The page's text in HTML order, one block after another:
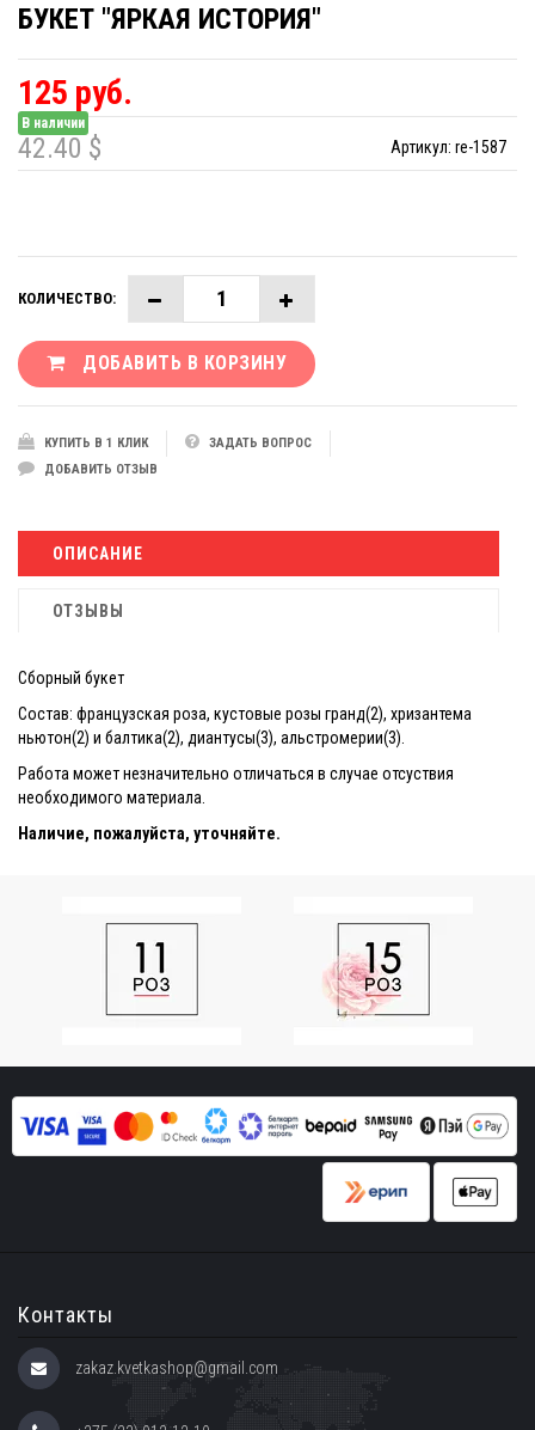
БУКЕТ "ЯРКАЯ ИСТОРИЯ"
125 руб.
В наличии
Артикул: re-1587
42.40 $
КОЛИЧЕСТВО:
ДОБАВИТЬ В КОРЗИНУ
КУПИТЬ В 1 КЛИК
ЗАДАТЬ ВОПРОС
ДОБАВИТЬ ОТЗЫВ
ОПИСАНИЕ
ОТЗЫВЫ
Сборный букет
Состав: французская роза, кустовые розы гранд(2), хризантема
ньютон(2) и балтика(2), диантусы(3), альстромерии(3).
Работа может незначительно отличаться в случае отсуствия
необходимого материала.
Наличие, пожалуйста, уточняйте.
Контакты
zakaz.kvetkashop@gmail.com